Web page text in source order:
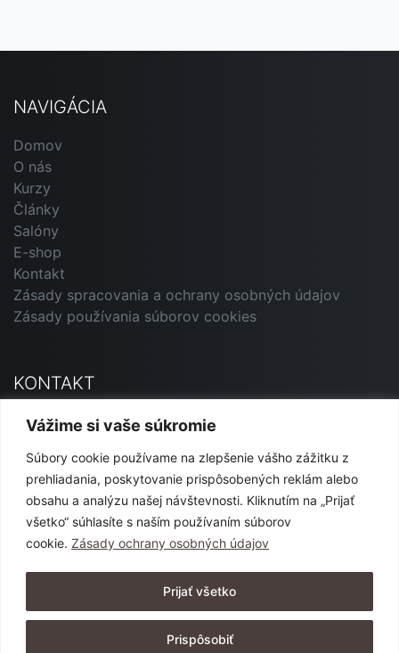
Vážime si vaše súkromie
Súbory cookie používame na zlepšenie vášho zážitku z
prehliadania, poskytovanie prispôsobených reklám alebo
obsahu a analýzu našej návštevnosti. Kliknutím na „Prijať
všetko“ súhlasíte s naším používaním súborov
cookie. Zásady ochrany osobných údajov
Prispôsobiť
Prijať všetko
NAVIGÁCIA
Domov
O nás
Kurzy
Články
Salóny
E-shop
Kontakt
Zásady spracovania a ochrany osobných údajov
Zásady používania súborov cookies
KONTAKT
Primavera Andorrana SK
marketing@primavera-and.sk
0911 540 444 alebo 0904 152 365
SLEDUJTE NÁS